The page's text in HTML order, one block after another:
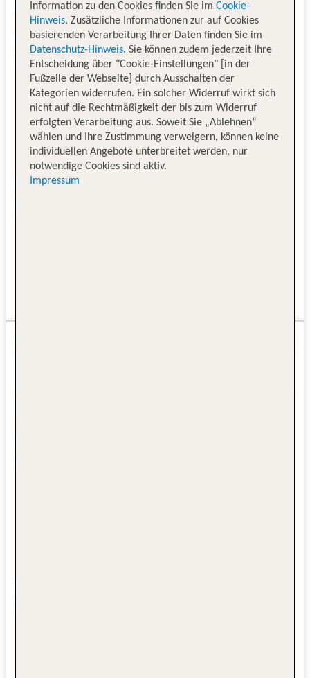
Information zu den Cookies finden Sie im Cookie-
Hinweis. Zusätzliche Informationen zur auf Cookies
basierenden Verarbeitung Ihrer Daten finden Sie im
Datenschutz-Hinweis. Sie können zudem jederzeit Ihre
Entscheidung über "Cookie-Einstellungen" [in der
Fußzeile der Webseite] durch Ausschalten der
Kategorien widerrufen. Ein solcher Widerruf wirkt sich
nicht auf die Rechtmäßigkeit der bis zum Widerruf
erfolgten Verarbeitung aus. Soweit Sie „Ablehnen“
wählen und Ihre Zustimmung verweigern, können keine
individuellen Angebote unterbreitet werden, nur
notwendige Cookies sind aktiv.
Impressum